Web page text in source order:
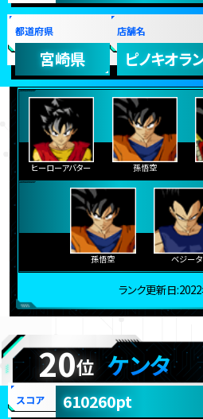
都道府県
宮崎県
店舗名
ピノキオラ
ヒーローアバター 孫悟空
孫悟空 ベジータ
ランク更新日
20位 ケンタ
スコア 610260pt